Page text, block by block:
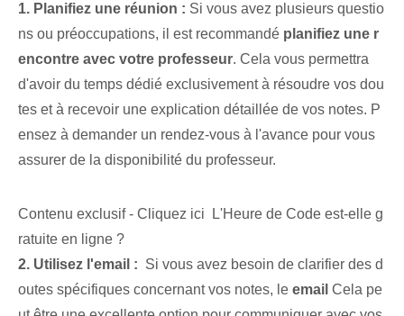
1. Planifiez une réunion : Si vous avez plusieurs questio
ns ou préoccupations, il est recommandé planifiez ⁤une​ r
encontre avec ⁢votre professeur. Cela vous permettra
d'avoir du temps dédié exclusivement à résoudre vos dou
tes et à recevoir une explication détaillée de vos notes. P
ensez à demander un rendez-vous à l'avance pour vous
assurer de la disponibilité du professeur.
Contenu exclusif - Cliquez ici L'Heure de Code est-elle g
ratuite en ligne ?
2.‌ Utilisez‌ l'⁣email : ‌ Si vous avez besoin de clarifier des d
outes spécifiques concernant vos ⁢notes, le email Cela pe